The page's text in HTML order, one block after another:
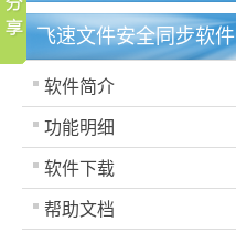
飞速文件安全同步软件
软件简介
功能明细
软件下载
帮助文档